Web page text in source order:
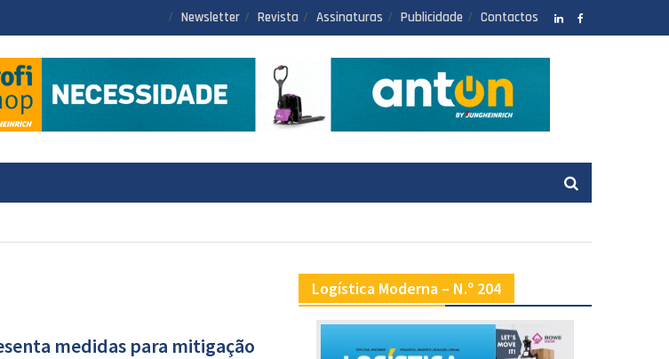
Newsletter Revista Assinaturas Publicidade Contactos
medidas para mitigação
Logística Moderna – N.º 204